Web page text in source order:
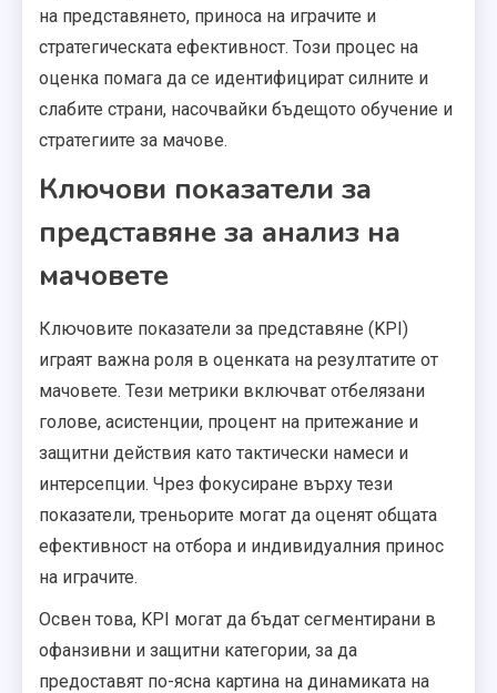
на представянето, приноса на играчите и
стратегическата ефективност. Този процес на
оценка помага да се идентифицират силните и
слабите страни, насочвайки бъдещото обучение и
стратегиите за мачове.
Ключови показатели за
представяне за анализ на
мачовете
Ключовите показатели за представяне (KPI)
играят важна роля в оценката на резултатите от
мачовете. Тези метрики включват отбелязани
голове, асистенции, процент на притежание и
защитни действия като тактически намеси и
интерсепции. Чрез фокусиране върху тези
показатели, треньорите могат да оценят общата
ефективност на отбора и индивидуалния принос
на играчите.
Освен това, KPI могат да бъдат сегментирани в
офанзивни и защитни категории, за да
предоставят по-ясна картина на динамиката на